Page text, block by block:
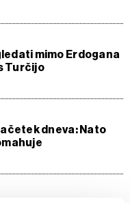
mimo Erdogana
Turčijo
dneva: Nato